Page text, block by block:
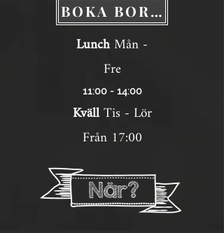
BOKA BORD
LunchMån -
Fre
11:00 - 14:00
KvällTis - Lör
Från 17:00